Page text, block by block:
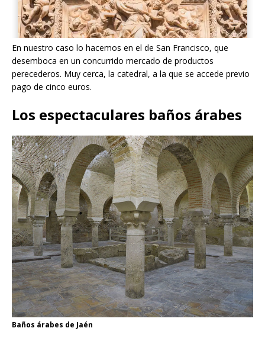
En nuestro caso lo hacemos en el de San Francisco, que
desemboca en un concurrido mercado de productos
perecederos. Muy cerca, la catedral, a la que se accede previo
pago de cinco euros.
Los espectaculares baños árabes
Baños árabes de Jaén